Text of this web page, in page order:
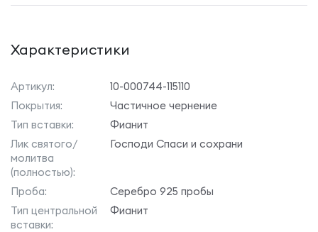
Характеристики
Артикул:
10-000744-115110
Покрытия:
Частичное чернение
Тип вставки:
Фианит
Лик святого/
молитва
(полностью):
Господи Спаси и сохрани
Проба:
Серебро 925 пробы
Тип центральной
вставки:
Фианит